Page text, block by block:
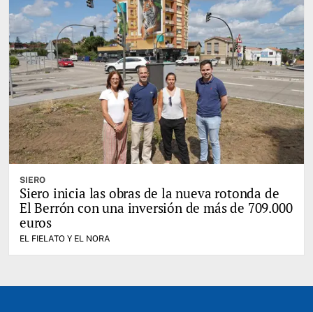
SIERO
Siero inicia las obras de la nueva rotonda de
El Berrón con una inversión de más de 709.000
euros
EL FIELATO Y EL NORA